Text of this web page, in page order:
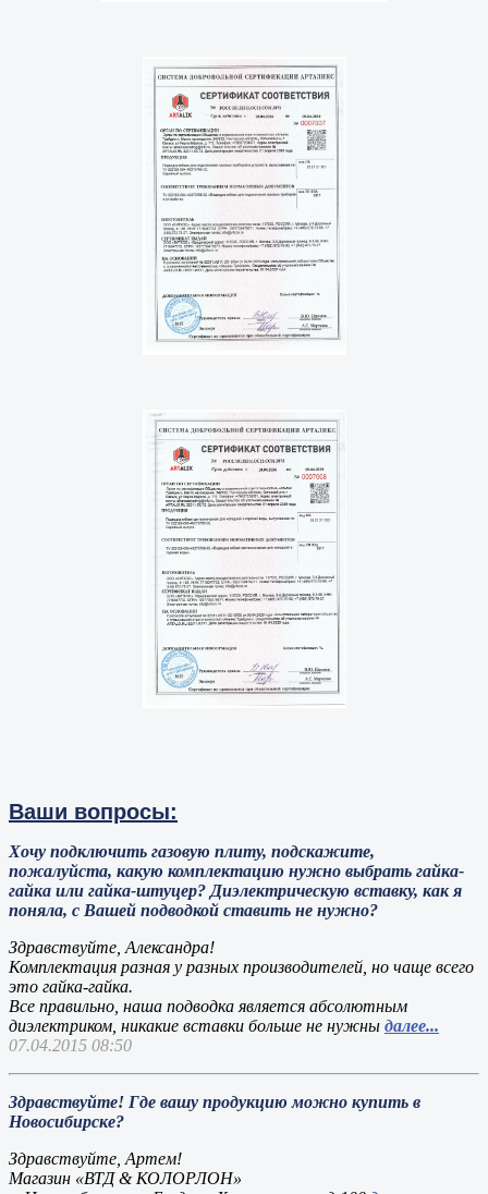
Ваши вопросы:
Хочу подключить газовую плиту, подскажите,
пожалуйста, какую комплектацию нужно выбрать гайка-
гайка или гайка-штуцер? Диэлектрическую вставку, как я
поняла, с Вашей подводкой ставить не нужно?
Здравствуйте, Александра!
Комплектация разная у разных производителей, но чаще всего
это гайка-гайка.
Все правильно, наша подводка является абсолютным
диэлектриком, никакие вставки больше не нужны далее...
07.04.2015 08:50
Здравствуйте! Где вашу продукцию можно купить в
Новосибирске?
Здравствуйте, Артем!
Магазин «ВТД & КОЛОРЛОН»